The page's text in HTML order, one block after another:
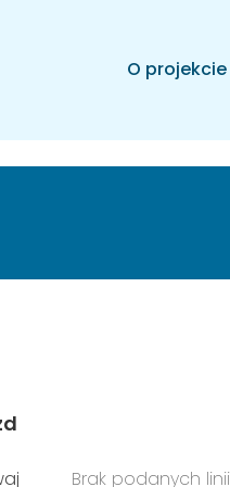
O projekcie
Brak podanych linii